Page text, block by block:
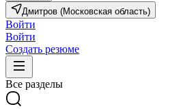
Дмитров (Московская область)
Войти
Войти
Создать резюме
Все разделы